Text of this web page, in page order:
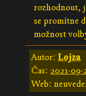
rozhodnout,
se promítne
možnost
Autor:Lojza
Čas: 2021-09-
Web: